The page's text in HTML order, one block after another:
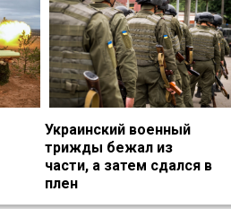
Украинский военный
трижды бежал из
части, а затем сдался в
плен